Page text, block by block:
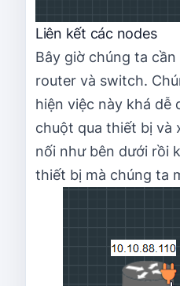
Liên kết các nodes
Bây giờ chúng ta
router và switch.
hiện việc này khá dễ
chuột qua thiết bị và
nối như bên dưới rồi
thiết bị mà chúng ta